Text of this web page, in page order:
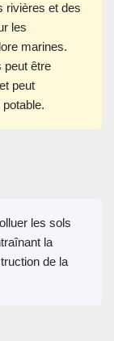
rivières et des
les
marines.
peut être
peut
les sols
la
de la